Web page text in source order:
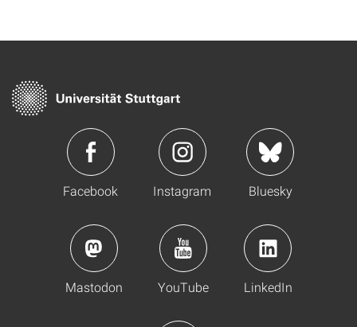
Facebook Instagram Bluesky
Mastodon YouTube LinkedIn